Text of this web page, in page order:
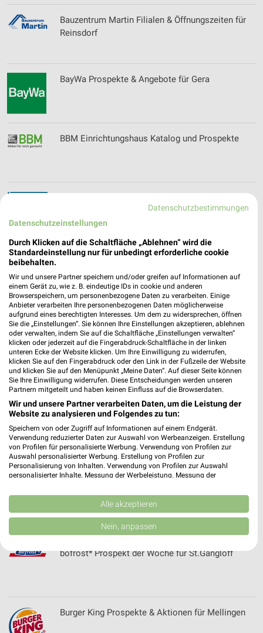
Bauzentrum Martin Filialen & Öffnungszeiten für
Reinsdorf
BayWa Prospekte & Angebote für Gera
BBM Einrichtungshaus Katalog und Prospekte
BigXtra Prospekte, Angebote, Günstige Flüge
biller Filialen & Öffnungszeiten für Plauen
BioMarkt Angebote & Prospekte für Jena
Blume 2000 Prospekte und Angebote für Jena
Blumenhaus Fritzsche Filialen & Öffnungszeiten
für PÖSSNEC
bofrost* Prospekt der Woche für St.Gangloff
Burger King Prospekte & Aktionen für Mellingen
Datenschutzbestimmungen
Datenschutzeinstellungen
Durch Klicken auf die Schaltfläche „Ablehnen“ wird die
Standardeinstellung nur für unbedingt erforderliche cookie
beibehalten.
Wir und unsere Partner speichern und/oder greifen auf Informationen auf
einem Gerät zu, wie z. B. eindeutige IDs in cookie und anderen
Browserspeichern, um personenbezogene Daten zu verarbeiten. Einige
Anbieter verarbeiten Ihre personenbezogenen Daten möglicherweise
aufgrund eines berechtigten Interesses. Um dem zu widersprechen, öffnen
Sie die „Einstellungen“. Sie können Ihre Einstellungen akzeptieren, ablehnen
oder verwalten, indem Sie auf die Schaltfläche „Einstellungen verwalten“
klicken oder jederzeit auf die Fingerabdruck-Schaltfläche in der linken
unteren Ecke der Website klicken. Um Ihre Einwilligung zu widerrufen,
klicken Sie auf den Fingerabdruck oder den Link in der Fußzeile der Website
und klicken Sie auf den Menüpunkt „Meine Daten“. Auf dieser Seite können
Sie Ihre Einwilligung widerrufen. Diese Entscheidungen werden unseren
Partnern mitgeteilt und haben keinen Einfluss auf die Browserdaten.
Wir und unsere Partner verarbeiten Daten, um die Leistung der
Website zu analysieren und Folgendes zu tun:
Speichern von oder Zugriff auf Informationen auf einem Endgerät.
Verwendung reduzierter Daten zur Auswahl von Werbeanzeigen. Erstellung
von Profilen für personalisierte Werbung. Verwendung von Profilen zur
Auswahl personalisierter Werbung. Erstellung von Profilen zur
Personalisierung von Inhalten. Verwendung von Profilen zur Auswahl
personalisierter Inhalte. Messung der Werbeleistung. Messung der
Kombinationen von Daten aus verschiedenen Quellen. Entwicklung und
Verbesserung der Angebote. Verwendung reduzierter Daten zur Auswahl
von Inhalten.
Daten können außerhalb der Europäischen Union weitergegeben und in die
Website/App.
Speichern von oder Zugriff auf Informationen
auf einem Endgerät
Alle akzeptieren
Nein, anpassen